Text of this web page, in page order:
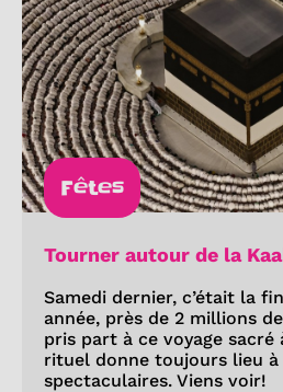
Fêtes
Tourner autour de la
Samedi dernier, c’était la
année, près de 2 millions
pris part à ce voyage sacré
rituel donne toujours lieu à
spectaculaires. Viens voir!